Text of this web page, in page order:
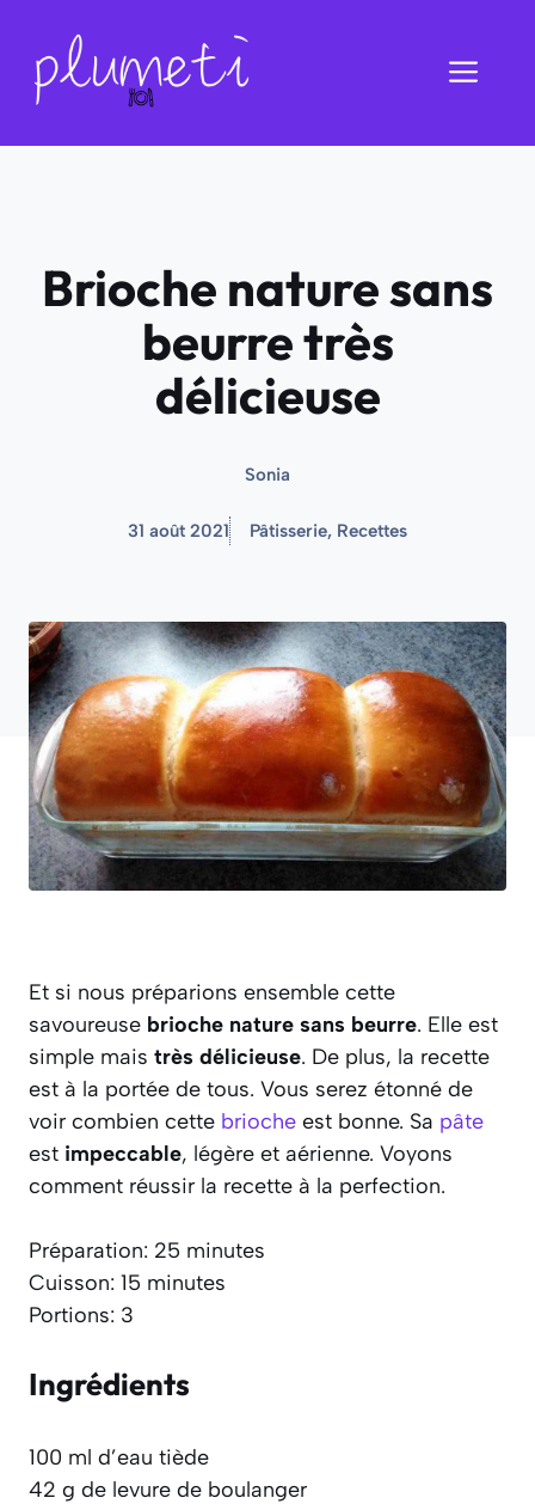
contenu
Brioche nature sans
beurre très
délicieuse
Sonia
31 août 2021 Pâtisserie, Recettes
Et si nous préparions ensemble cette
savoureuse brioche nature sans beurre. Elle est
simple mais très délicieuse. De plus, la recette
est à la portée de tous. Vous serez étonné de
voir combien cette brioche est bonne. Sa pâte
est impeccable, légère et aérienne. Voyons
comment réussir la recette à la perfection.
Préparation: 25 minutes
Cuisson: 15 minutes
Portions: 3
Ingrédients
100 ml d’eau tiède
42 g de levure de boulanger